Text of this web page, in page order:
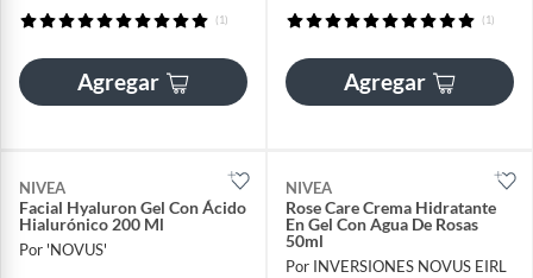
(1)
Agregar
(1)
Agregar
NIVEA
Facial Hyaluron Gel Con Ácido
Hialurónico 200 Ml
Por 'NOVUS'
NIVEA
Rose Care Crema Hidratante
En Gel Con Agua De Rosas
50ml
Por INVERSIONES NOVUS EIRL